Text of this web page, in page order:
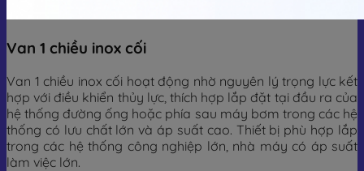
Van 1 chiều inox cối
Van 1 chiều inox cối hoạt động nhờ nguyên lý trọng lực kết
hợp với điều khiển thủy lực, thích hợp lắp đặt tại đầu ra của
hệ thống đường ống hoặc phía sau máy bơm trong các hệ
thống có lưu chất lớn và áp suất cao. Thiết bị phù hợp lắp
trong các hệ thống công nghiệp lớn, nhà máy có áp suất
làm việc lớn.